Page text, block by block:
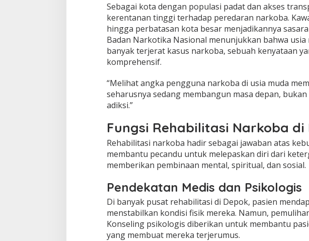
Sebagai kota dengan populasi padat dan akses
kerentanan tinggi terhadap peredaran narkoba.
hingga perbatasan kota besar menjadikannya
Badan Narkotika Nasional menunjukkan bahwa
banyak terjerat kasus narkoba, sebuah kenyataan
komprehensif.
“Melihat angka pengguna narkoba di usia muda
seharusnya sedang membangun masa depan,
adiksi.”
Fungsi Rehabilitasi Narkoba di
Rehabilitasi narkoba hadir sebagai jawaban atas
membantu pecandu untuk melepaskan diri dari
memberikan pembinaan mental, spiritual, dan sosial.
Pendekatan Medis dan Psikologis
Di banyak pusat rehabilitasi di Depok, pasien
menstabilkan kondisi fisik mereka. Namun,
Konseling psikologis diberikan untuk membantu
yang membuat mereka terjerumus.